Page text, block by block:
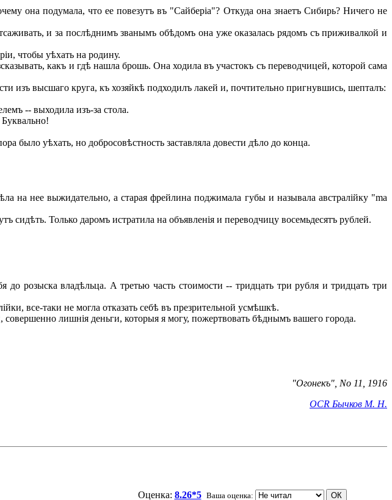
она подумала, что ее повезутъ въ "Сайберіа"? Откуда она знаетъ Сибирь? Ничего не
и за послѣднимъ званымъ обѣдомъ она уже оказалась рядомъ съ приживалкой и
чтобы уѣхать на родину.
какъ и гдѣ нашла брошь. Она ходила въ участокъ съ переводчицей, которой сама
изъ высшаго круга, къ хозяйкѣ подходилъ лакей и, почтительно пригнувшись, шепталъ:
-- выходила изъ-за стола.
было уѣхать, но добросовѣстность заставляла довести дѣло до конца.
нее выжидательно, а старая фрейлина поджимала губы и называла австралійку "ma
сидѣть. Только даромъ истратила на объявленія и переводчицу восемьдесятъ рублей.
розыска владѣльца. А третью часть стоимости -- тридцать три рубля и тридцать три
все-таки не могла отказать себѣ въ презрительной усмѣшкѣ.
лишнія деньги, которыя я могу, пожертвовать бѣднымъ вашего города.
"Огонекъ", No 11
, 1916
OCR Бычков М. Н.
Оценка: 8.26*5 Ваша оценка: